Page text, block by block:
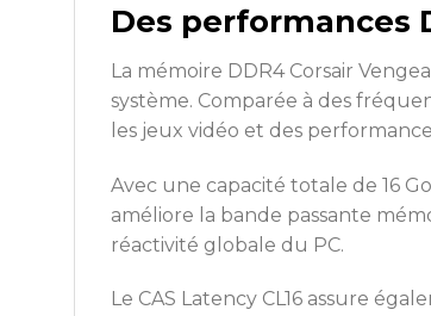
Des performances
La mémoire DDR4 Corsair
système. Comparée à des
les jeux vidéo et des
Avec une capacité totale de 16
améliore la bande passante
réactivité globale du PC.
Le CAS Latency CL16 assure